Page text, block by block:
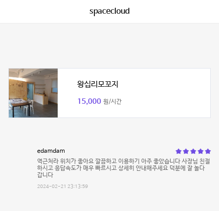
spacecloud
왕십리모꼬지
15,000 원/시간
edamdam
역근처라 위치가 좋아요 깔끔하고 이용하기 아주 좋았습니다 사장님 친절
하시고 응답속도가 매우 빠르시고 상세히 안내해주세요 덕분에 잘 놀다
갑니다
2024-02-21 23:13:59